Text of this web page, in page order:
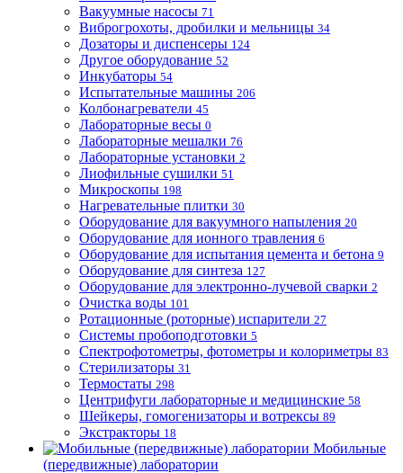
Вакуумные насосы 71
Виброгрохоты, дробилки и мельницы 34
Дозаторы и диспенсеры 124
Другое оборудование 52
Инкубаторы 54
Испытательные машины 206
Колбонагреватели 45
Лабораторные весы 0
Лабораторные мешалки 76
Лабораторные установки 2
Лиофильные сушилки 51
Микроскопы 198
Нагревательные плитки 30
Оборудование для вакуумного напыления 20
Оборудование для ионного травления 6
Оборудование для испытания цемента и бетона 9
Оборудование для синтеза 127
Оборудование для электронно-лучевой сварки 2
Очистка воды 101
Ротационные (роторные) испарители 27
Системы пробоподготовки 5
Спектрофотометры, фотометры и колориметры 83
Стерилизаторы 31
Термостаты 298
Центрифуги лабораторные и медицинские 58
Шейкеры, гомогенизаторы и вотрексы 89
Экстракторы 18
Мобильные
(передвижные) лаборатории